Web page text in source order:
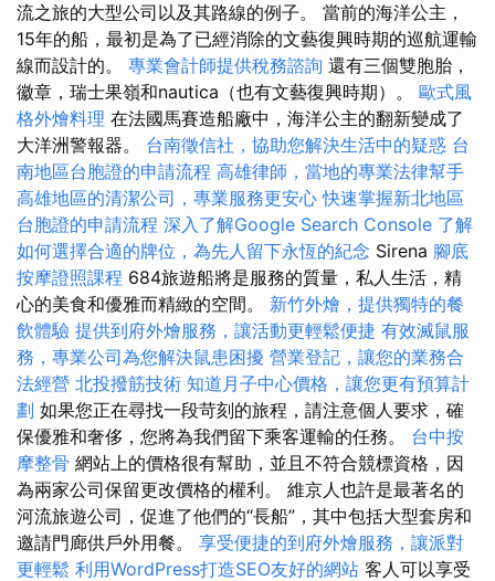
流之旅的大型公司以及其路線的例子。 當前的海洋公主，
15年的船，最初是為了已經消除的文藝復興時期的巡航運輸
線而設計的。 專業會計師提供稅務諮詢 還有三個雙胞胎，
徽章，瑞士果嶺和nautica（也有文藝復興時期）。 歐式風
格外燴料理 在法國馬賽造船廠中，海洋公主的翻新變成了
大洋洲警報器。 台南徵信社，協助您解決生活中的疑惑 台
南地區台胞證的申請流程 高雄律師，當地的專業法律幫手
高雄地區的清潔公司，專業服務更安心 快速掌握新北地區
台胞證的申請流程 深入了解Google Search Console 了解
如何選擇合適的牌位，為先人留下永恆的紀念 Sirena 腳底
按摩證照課程 684旅遊船將是服務的質量，私人生活，精
心的美食和優雅而精緻的空間。 新竹外燴，提供獨特的餐
飲體驗 提供到府外燴服務，讓活動更輕鬆便捷 有效滅鼠服
務，專業公司為您解決鼠患困擾 營業登記，讓您的業務合
法經營 北投撥筋技術 知道月子中心價格，讓您更有預算計
劃 如果您正在尋找一段苛刻的旅程，請注意個人要求，確
保優雅和奢侈，您將為我們留下乘客運輸的任務。 台中按
摩整骨 網站上的價格很有幫助，並且不符合競標資格，因
為兩家公司保留更改價格的權利。 維京人也許是最著名的
河流旅遊公司，促進了他們的“長船”，其中包括大型套房和
邀請門廊供戶外用餐。 享受便捷的到府外燴服務，讓派對
更輕鬆 利用WordPress打造SEO友好的網站 客人可以享受